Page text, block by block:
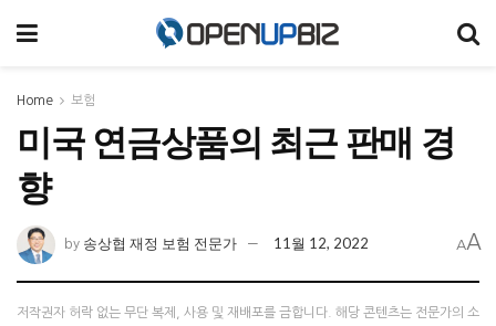
Home 보험
미국 연금상품의 최근 판매 경
향
by 송상협 재정 보험 전문가 11월 12, 2022 AA
저작권자 허락 없는 무단 복제, 사용 및 재배포를 금합니다. 해당 콘텐츠는 전문가의 소